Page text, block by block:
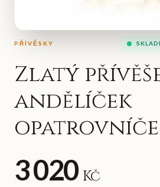
PŘÍVĚSKY
Zlatý
andělíček
3 020 Kč